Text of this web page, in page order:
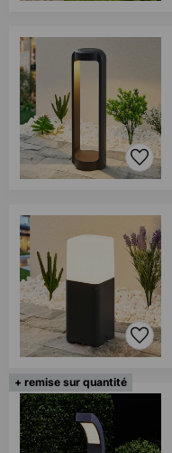
+ remise sur quantité